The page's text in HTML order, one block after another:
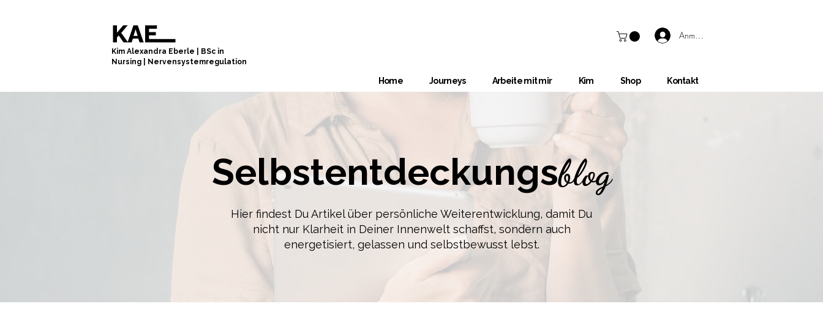
Anmelden
Kim Alexandra Eberle
BSc in
Nursing
Nervensystemregulation
Home Journeys Arbeite mit mir Kim Shop Kontakt
Selbstentdeckungsblog
Hier findest Du Artikel über persönliche Weiterentwicklung, damit Du
nicht nur Klarheit in Deiner Innenwelt schaffst, sondern auch
energetisiert, gelassen und selbstbewusst lebst.